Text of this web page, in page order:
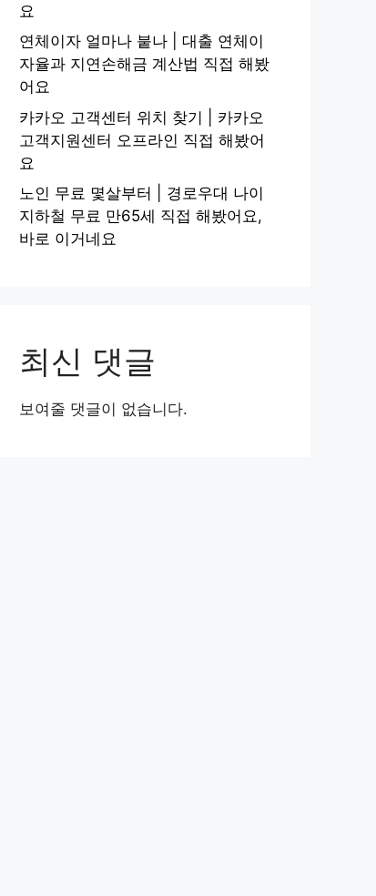
요
연체이자 얼마나 붙나 | 대출 연체이
자율과 지연손해금 계산법 직접 해봤
어요
카카오 고객센터 위치 찾기 | 카카오
고객지원센터 오프라인 직접 해봤어
요
노인 무료 몇살부터 | 경로우대 나이
지하철 무료 만65세 직접 해봤어요,
바로 이거네요
최신 댓글
보여줄 댓글이 없습니다.